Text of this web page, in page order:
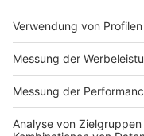
Daten
Details
Nutzung
Michael Schultes